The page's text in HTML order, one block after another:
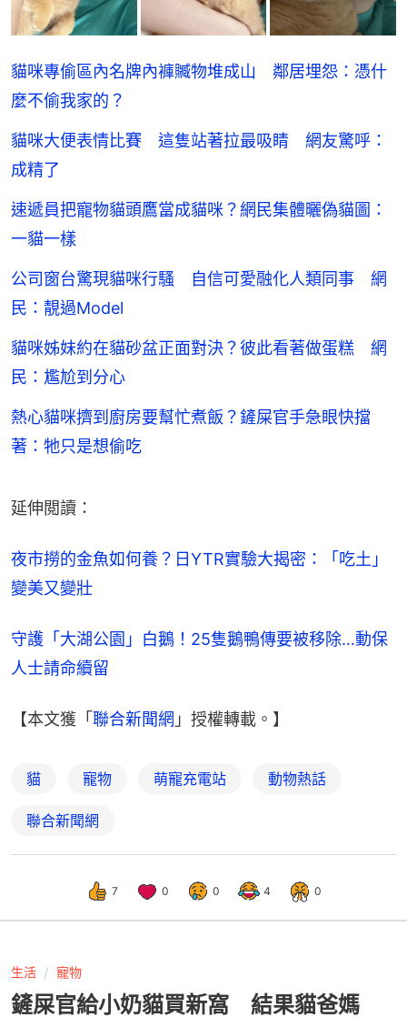
貓咪專偷區內名牌內褲贓物堆成山 鄰居埋怨：憑什
麼不偷我家的？
貓咪大便表情比賽 這隻站著拉最吸睛 網友驚呼：
成精了
速遞員把寵物貓頭鷹當成貓咪？網民集體曬偽貓圖：
一貓一樣
公司窗台驚現貓咪行騷 自信可愛融化人類同事 網
民：靚過Model
貓咪姊妹約在貓砂盆正面對決？彼此看著做蛋糕 網
民：尷尬到分心
熱心貓咪擠到廚房要幫忙煮飯？鏟屎官手急眼快擋
著：牠只是想偷吃
延伸閲讀：
夜市撈的金魚如何養？日YTR實驗大揭密：「吃土」
變美又變壯
守護「大湖公園」白鵝！25隻鵝鴨傳要被移除…動保
人士請命續留
【本文獲「 聯合新聞網 」授權轉載。】
貓 寵物 萌寵充電站 動物熱話
聯合新聞網
7 0 0 4 0
生活 寵物
鏟屎官給小奶貓買新窩 結果貓爸媽